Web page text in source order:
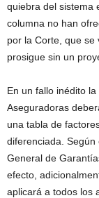
quiebra del sistema
columna no han
por la Corte, que se
prosigue sin un
En un fallo inédito
Aseguradoras
una tabla de
diferenciada. Según
General de
efecto,
aplicará a todos los